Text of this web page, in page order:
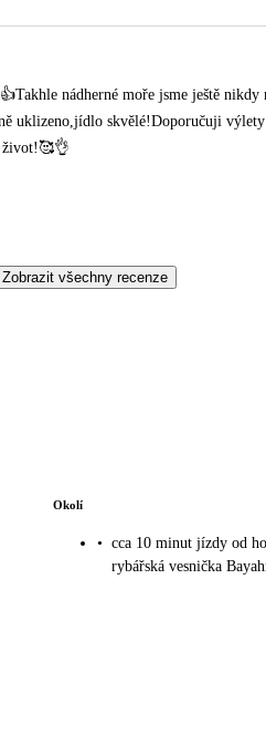
nádherné moře jsme ještě
uklizeno,jídlo skvělé!Doporučuji výlety
život!🥰👌
Zobrazit všechny recenze
Okolí
• cca 10 minut jízdy od
rybářská vesnička